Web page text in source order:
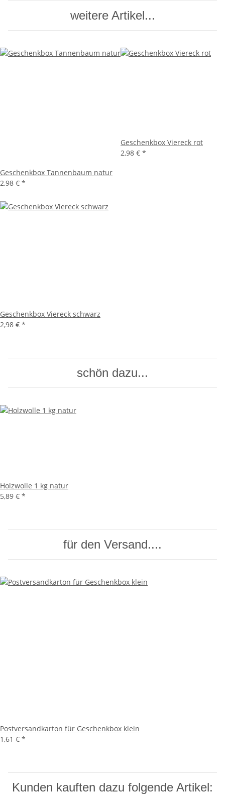
weitere Artikel...
Geschenkbox Tannenbaum natur
2,98 € *
Geschenkbox Viereck rot
2,98 € *
Geschenkbox Viereck schwarz
2,98 € *
schön dazu...
Holzwolle 1 kg natur
5,89 € *
für den Versand....
Postversandkarton für Geschenkbox klein
1,61 € *
Kunden kauften dazu folgende Artikel: